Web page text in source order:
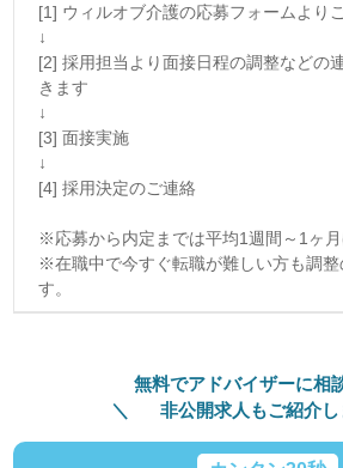
[1] ウィルオブ介護の応募フォームより
↓
[2] 採用担当より面接日程の調整などの
きます
↓
[3] 面接実施
↓
[4] 採用決定のご連絡
※応募から内定までは平均1週間～1ヶ月
※在職中で今すぐ転職が難しい方も調
す。
無料でアドバイザーに相
非公開求人もご紹介